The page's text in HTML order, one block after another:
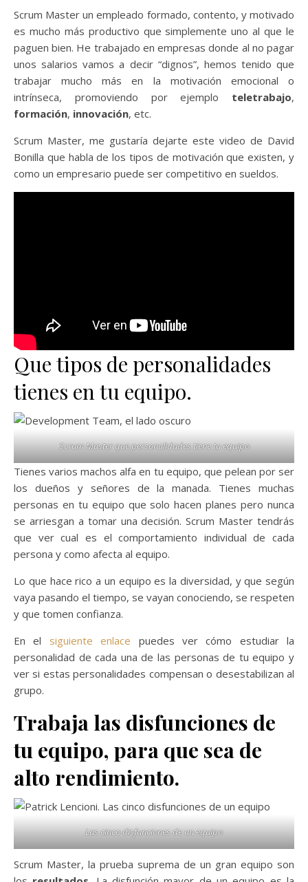
Scrum Master un empleado formado, contento, y motivado
es mucho más productivo que simplemente uno al que le
paguen bien. He trabajado en empresas donde al no pagar
unos salarios vamos a decir “dignos”, hemos tenido que
trabajar mucho más en la motivación emocional o
intrínseca, promoviendo por ejemplo teletrabajo,
formación, innovación, etc.
Scrum Master, me gustaría dejarte este video de David
Bonilla que habla de los tipos de motivación que existen, y
como un empresario puede ser competitivo en sueldos.
Que tipos de personalidades
tienes en tu equipo.
Scrum Master que personalidades tiene tu equipo
Tienes varios machos alfa en tu equipo, que pelean por ser
los dueños y señores de la manada. Tienes muchas
personas en tu equipo que solo hacen planes pero nunca
se arriesgan a tomar una decisión. Scrum Master tendrás
que ver cual es el comportamiento individual de cada
persona y como afecta al equipo.
Lo que hace rico a un equipo es la diversidad, y que según
vaya pasando el tiempo, se vayan conociendo, se respeten
y que tomen confianza.
En el siguiente enlace puedes ver cómo estudiar la
personalidad de cada una de las personas de tu equipo y
ver si estas personalidades compensan o desestabilizan al
grupo.
Trabaja las disfunciones de
tu equipo, para que sea de
alto rendimiento.
Las cinco disfunciones de un equipo
Scrum Master, la prueba suprema de un gran equipo son